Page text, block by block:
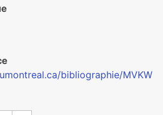
bibliographie/MVKW